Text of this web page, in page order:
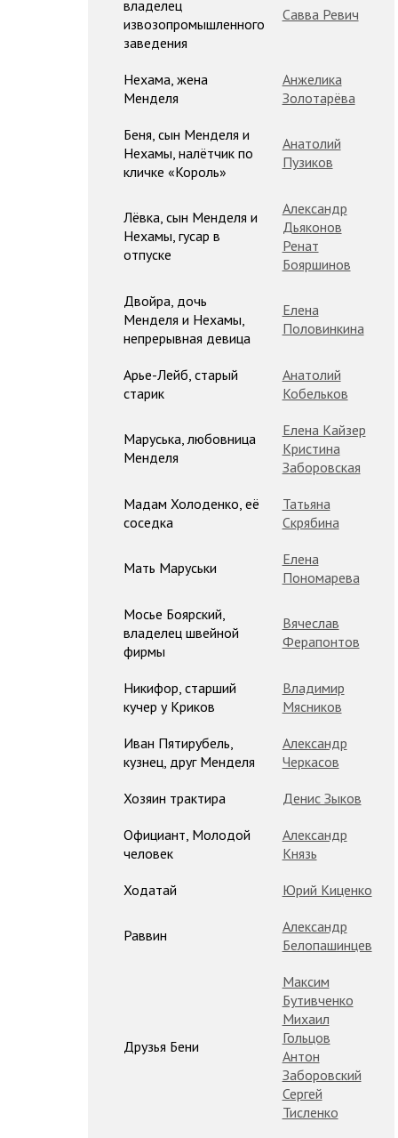
владелец
извозопромышленного
заведения
Савва Ревич
Нехама, жена
Менделя
Анжелика
Золотарёва
Беня, сын Менделя и
Нехамы, налётчик по
кличке «Король»
Анатолий
Пузиков
Лёвка, сын Менделя и
Нехамы, гусар в
отпуске
Александр
Дьяконов
Ренат
Бояршинов
Двойра, дочь
Менделя и Нехамы,
непрерывная девица
Елена
Половинкина
Арье-Лейб, старый
старик
Анатолий
Кобельков
Маруська, любовница
Менделя
Елена Кайзер
Кристина
Заборовская
Мадам Холоденко, её
соседка
Татьяна
Скрябина
Мать Маруськи
Елена
Пономарева
Мосье Боярский,
владелец швейной
фирмы
Вячеслав
Ферапонтов
Никифор, старший
кучер у Криков
Владимир
Мясников
Иван Пятирубель,
кузнец, друг Менделя
Александр
Черкасов
Хозяин трактира Денис Зыков
Официант, Молодой
человек
Александр
Князь
Ходатай Юрий Киценко
Раввин
Александр
Белопашинцев
Друзья Бени
Максим
Бутивченко
Михаил
Гольцов
Антон
Заборовский
Сергей
Тисленко